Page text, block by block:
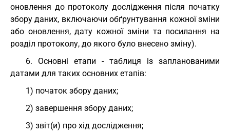
оновлення до протоколу дослідження після початку
збору даних, включаючи обґрунтування кожної зміни
або оновлення, дату кожної зміни та посилання на
розділ протоколу, до якого було внесено зміну).
6. Основні етапи - таблиця із запланованими
датами для таких основних етапів:
1) початок збору даних;
2) завершення збору даних;
3) звіт(и) про хід дослідження;